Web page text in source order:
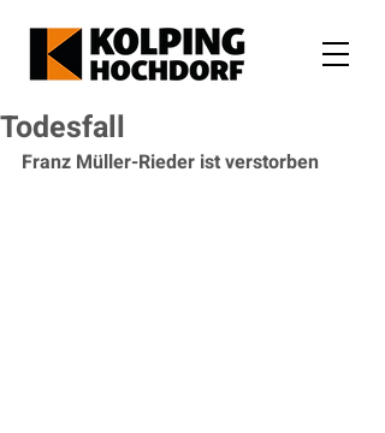
Todesfall
Franz Müller-Rieder ist verstorben